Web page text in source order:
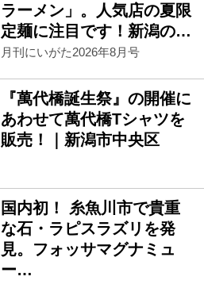
ラーメン」。人気店の夏限
定麺に注目です！新潟の…
月刊にいがた2026年8月号
『萬代橋誕生祭』の開催に
あわせて萬代橋Tシャツを
販売！｜新潟市中央区
国内初！ 糸魚川市で貴重
な石・ラピスラズリを発
見。フォッサマグナミュ
ー…